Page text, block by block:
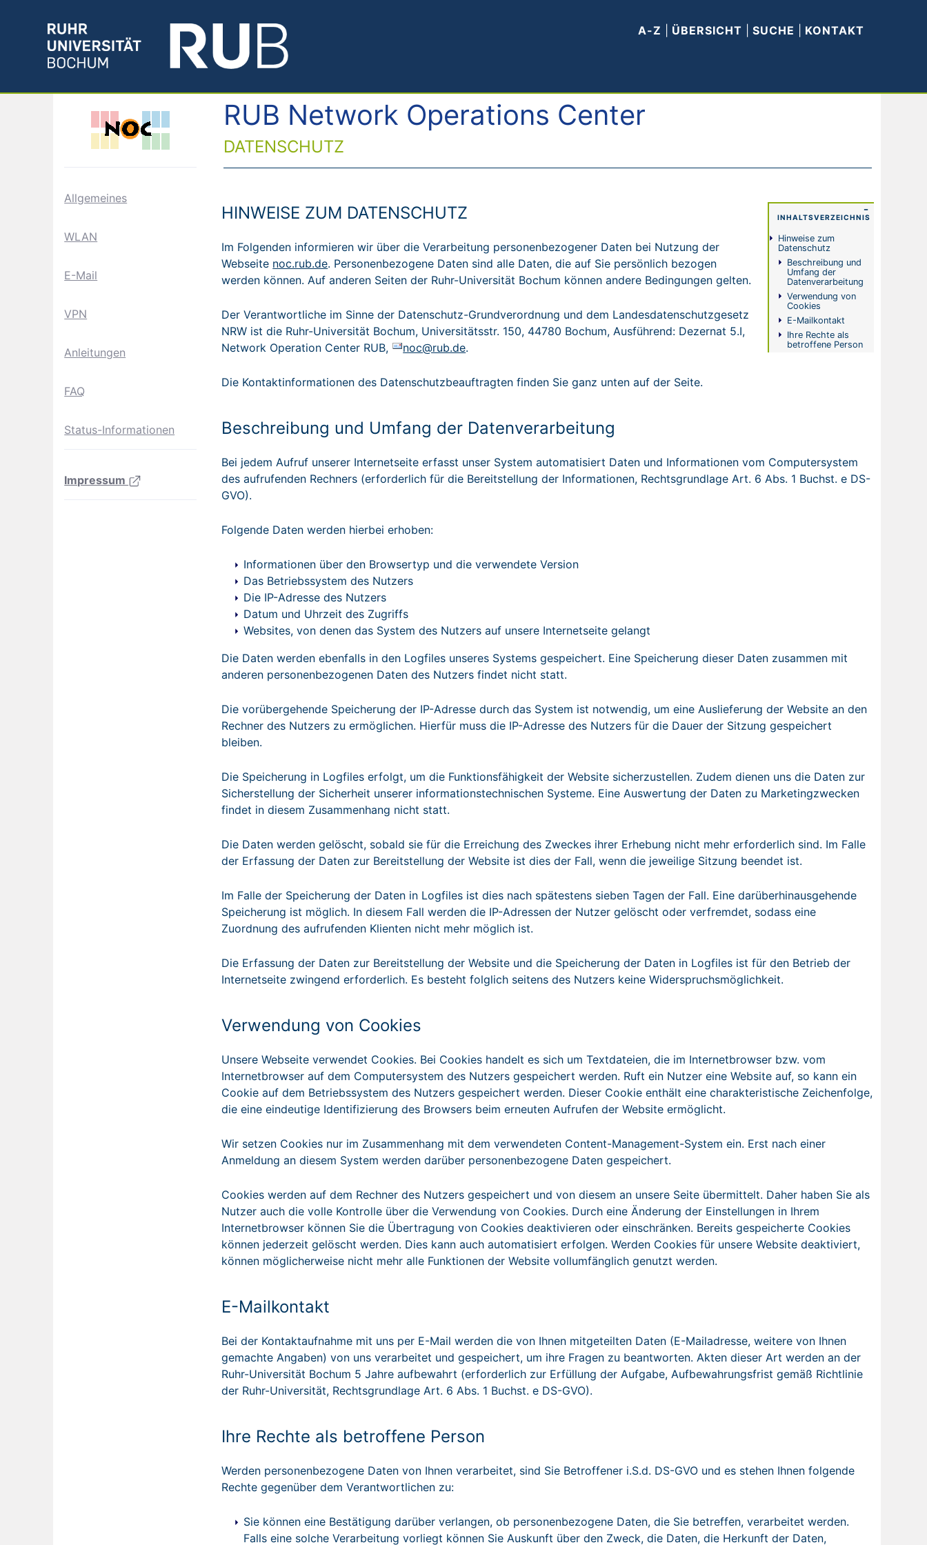
A-Z ÜBERSICHT |SUCHE KONTAKT
Allgemeines
WLAN
E-Mail
VPN
Anleitungen
FAQ
Status-Informationen
Impressum
RUB Network Operations Center
DATENSCHUTZ
−
INHALTSVERZEICHNIS
Hinweise zum
Datenschutz
Beschreibung und
Umfang der
Datenverarbeitung
Verwendung von
Cookies
E-Mailkontakt
Ihre Rechte als
betroffene Person
HINWEISE ZUM DATENSCHUTZ
Im Folgenden informieren wir über die Verarbeitung personenbezogener Daten bei Nutzung der
Webseite noc.rub.de. Personenbezogene Daten sind alle Daten, die auf Sie persönlich bezogen
werden können. Auf anderen Seiten der Ruhr-Universität Bochum können andere Bedingungen gelten.
Der Verantwortliche im Sinne der Datenschutz-Grundverordnung und dem Landesdatenschutzgesetz
NRW ist die Ruhr-Universität Bochum, Universitätsstr. 150, 44780 Bochum, Ausführend: Dezernat 5.I,
Network Operation Center RUB,
noc@rub.de.
Die Kontaktinformationen des Datenschutzbeauftragten finden Sie ganz unten auf der Seite.
Beschreibung und Umfang der Datenverarbeitung
Bei jedem Aufruf unserer Internetseite erfasst unser System automatisiert Daten und Informationen vom Computersystem
des aufrufenden Rechners (erforderlich für die Bereitstellung der Informationen, Rechtsgrundlage Art. 6 Abs. 1 Buchst. e DS-
GVO).
Folgende Daten werden hierbei erhoben:
Informationen über den Browsertyp und die verwendete Version
Das Betriebssystem des Nutzers
Die IP-Adresse des Nutzers
Datum und Uhrzeit des Zugriffs
Websites, von denen das System des Nutzers auf unsere Internetseite gelangt
Die Daten werden ebenfalls in den Logfiles unseres Systems gespeichert. Eine Speicherung dieser Daten zusammen mit
anderen personenbezogenen Daten des Nutzers findet nicht statt.
Die vorübergehende Speicherung der IP-Adresse durch das System ist notwendig, um eine Auslieferung der Website an den
Rechner des Nutzers zu ermöglichen. Hierfür muss die IP-Adresse des Nutzers für die Dauer der Sitzung gespeichert
bleiben.
Die Speicherung in Logfiles erfolgt, um die Funktionsfähigkeit der Website sicherzustellen. Zudem dienen uns die Daten zur
Sicherstellung der Sicherheit unserer informationstechnischen Systeme. Eine Auswertung der Daten zu Marketingzwecken
findet in diesem Zusammenhang nicht statt.
Die Daten werden gelöscht, sobald sie für die Erreichung des Zweckes ihrer Erhebung nicht mehr erforderlich sind. Im Falle
der Erfassung der Daten zur Bereitstellung der Website ist dies der Fall, wenn die jeweilige Sitzung beendet ist.
Im Falle der Speicherung der Daten in Logfiles ist dies nach spätestens sieben Tagen der Fall. Eine darüberhinausgehende
Speicherung ist möglich. In diesem Fall werden die IP-Adressen der Nutzer gelöscht oder verfremdet, sodass eine
Zuordnung des aufrufenden Klienten nicht mehr möglich ist.
Die Erfassung der Daten zur Bereitstellung der Website und die Speicherung der Daten in Logfiles ist für den Betrieb der
Internetseite zwingend erforderlich. Es besteht folglich seitens des Nutzers keine Widerspruchsmöglichkeit.
Verwendung von Cookies
Unsere Webseite verwendet Cookies. Bei Cookies handelt es sich um Textdateien, die im Internetbrowser bzw. vom
Internetbrowser auf dem Computersystem des Nutzers gespeichert werden. Ruft ein Nutzer eine Website auf, so kann ein
Cookie auf dem Betriebssystem des Nutzers gespeichert werden. Dieser Cookie enthält eine charakteristische Zeichenfolge,
die eine eindeutige Identifizierung des Browsers beim erneuten Aufrufen der Website ermöglicht.
Wir setzen Cookies nur im Zusammenhang mit dem verwendeten Content-Management-System ein. Erst nach einer
Anmeldung an diesem System werden darüber personenbezogene Daten gespeichert.
Cookies werden auf dem Rechner des Nutzers gespeichert und von diesem an unsere Seite übermittelt. Daher haben Sie als
Nutzer auch die volle Kontrolle über die Verwendung von Cookies. Durch eine Änderung der Einstellungen in Ihrem
Internetbrowser können Sie die Übertragung von Cookies deaktivieren oder einschränken. Bereits gespeicherte Cookies
können jederzeit gelöscht werden. Dies kann auch automatisiert erfolgen. Werden Cookies für unsere Website deaktiviert,
können möglicherweise nicht mehr alle Funktionen der Website vollumfänglich genutzt werden.
E-Mailkontakt
Bei der Kontaktaufnahme mit uns per E-Mail werden die von Ihnen mitgeteilten Daten (E-Mailadresse, weitere von Ihnen
gemachte Angaben) von uns verarbeitet und gespeichert, um ihre Fragen zu beantworten. Akten dieser Art werden an der
Ruhr-Universität Bochum 5 Jahre aufbewahrt (erforderlich zur Erfüllung der Aufgabe, Aufbewahrungsfrist gemäß Richtlinie
der Ruhr-Universität, Rechtsgrundlage Art. 6 Abs. 1 Buchst. e DS-GVO).
Ihre Rechte als betroffene Person
Werden personenbezogene Daten von Ihnen verarbeitet, sind Sie Betroffener i.S.d. DS-GVO und es stehen Ihnen folgende
Rechte gegenüber dem Verantwortlichen zu:
Sie können eine Bestätigung darüber verlangen, ob personenbezogene Daten, die Sie betreffen, verarbeitet werden.
Falls eine solche Verarbeitung vorliegt können Sie Auskunft über den Zweck, die Daten, die Herkunft der Daten,